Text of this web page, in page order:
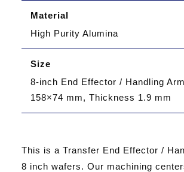
Material
High Purity Alumina
Size
8-inch End Effector / Handling
158×74 mm, Thickness 1.9 mm
This is a Transfer End Effector /
8 inch wafers. Our machining